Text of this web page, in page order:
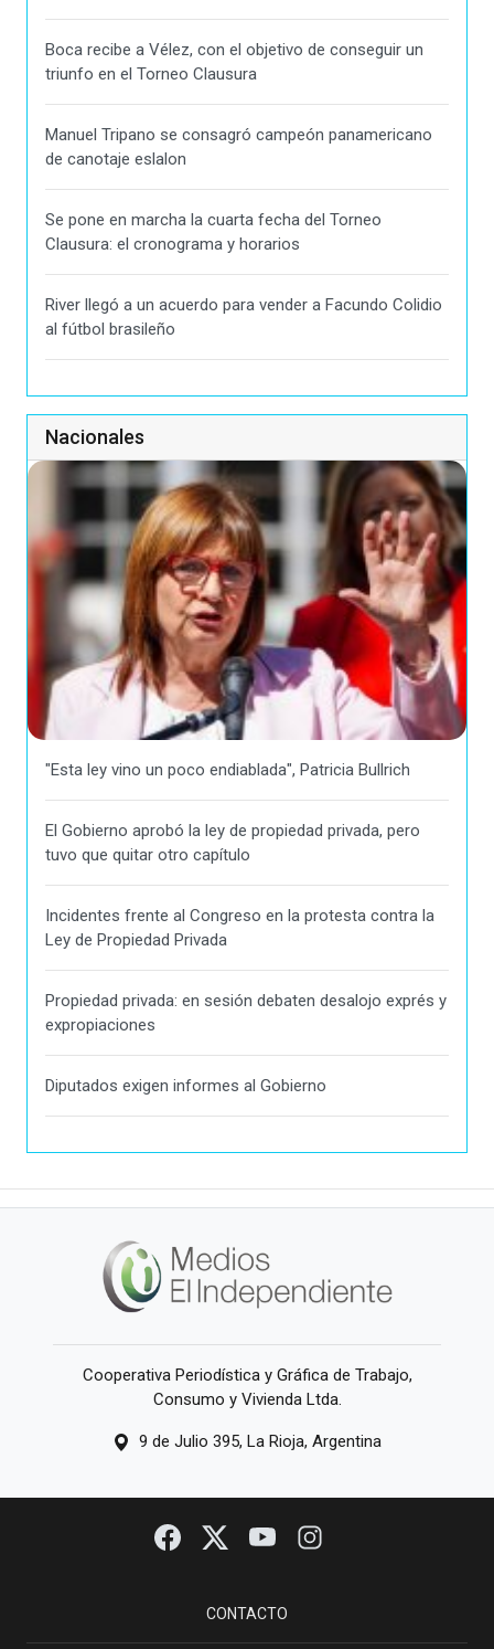
Boca recibe a Vélez, con el objetivo de conseguir un
triunfo en el Torneo Clausura
Manuel Tripano se consagró campeón panamericano
de canotaje eslalon
Se pone en marcha la cuarta fecha del Torneo
Clausura: el cronograma y horarios
River llegó a un acuerdo para vender a Facundo Colidio
al fútbol brasileño
Nacionales
"Esta ley vino un poco endiablada", Patricia Bullrich
El Gobierno aprobó la ley de propiedad privada, pero
tuvo que quitar otro capítulo
Incidentes frente al Congreso en la protesta contra la
Ley de Propiedad Privada
Propiedad privada: en sesión debaten desalojo exprés y
expropiaciones
Diputados exigen informes al Gobierno
Cooperativa Periodística y Gráfica de Trabajo,
Consumo y Vivienda Ltda.
9 de Julio 395, La Rioja, Argentina
CONTACTO